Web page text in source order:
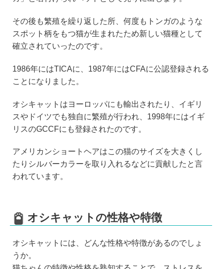
その後も繁殖を繰り返した所、何度もトンガのような
スポット柄をもつ猫が生まれたため新しい猫種として
確立されていったのです。
1986年にはTICAに、1987年にはCFAに公認登録される
ことになりました。
オシキャットはヨーロッパにも輸出されたり、イギリ
スやドイツでも独自に繁殖が行われ、1998年にはイギ
リスのGCCFにも登録されたのです。
アメリカンショートヘアはこの猫のサイズを大きくし
たりシルバーカラーを取り入れるなどに貢献したと言
われています。
オシキャットの性格や特徴
オシキャットには、どんな性格や特徴があるのでしょ
うか。